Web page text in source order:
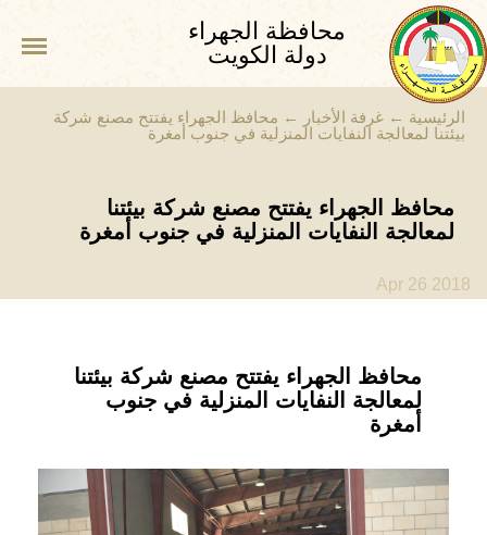
محافظة الجهراء
دولة الكويت
الرئيسية ← غرفة الأخبار ← محافظ الجهراء يفتتح مصنع شركة
بيئتنا لمعالجة النفايات المنزلية في جنوب أمغرة
محافظ الجهراء يفتتح مصنع شركة بيئتنا
لمعالجة النفايات المنزلية في جنوب أمغرة
Apr 26 2018
محافظ الجهراء يفتتح مصنع شركة بيئتنا
لمعالجة النفايات المنزلية في جنوب
أمغرة